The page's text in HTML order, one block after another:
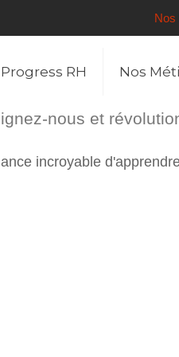
Nos
Progress RH Nos
nous et
incroyable